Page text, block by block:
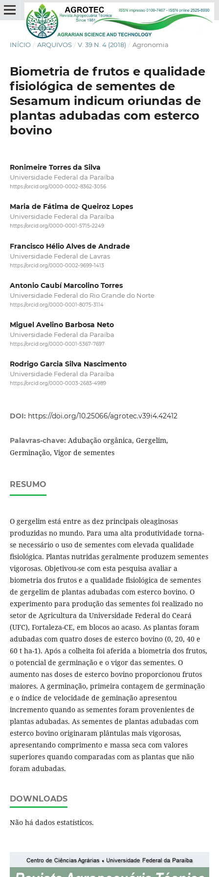
INÍCIO / ARQUIVOS / V. 39 N. 4 (2018) / Agronomia
Biometria de frutos e qualidade
fisiológica de sementes de
Sesamum indicum oriundas de
plantas adubadas com esterco
bovino
Ronimeire Torres da Silva
Universidade Federal da Paraíba
https://orcid.org/0000-0002-8362-3056
Maria de Fátima de Queiroz Lopes
Universidade Federal da Paraíba
https://orcid.org/0000-0001-5715-2249
Francisco Hélio Alves de Andrade
Universidade Federal de Lavras
https://orcid.org/0000-0002-9699-1413
Antonio Caubí Marcolino Torres
Universidade Federal do Rio Grande do Norte
https://orcid.org/0000-0001-8075-3114
Miguel Avelino Barbosa Neto
Universidade Federal da Paraíba
https://orcid.org/0000-0001-5367-7697
Rodrigo Garcia Silva Nascimento
Universidade Federal da Paraíba
https://orcid.org/0000-0003-2683-4989
DOI: https://doi.org/10.25066/agrotec.v39i4.42412
Palavras-chave: Adubação orgânica, Gergelim,
Germinação, Vigor de sementes
RESUMO
O gergelim está entre as dez principais oleaginosas
produzidas no mundo. Para uma alta produtividade torna-
se necessário o uso de sementes com elevada qualidade
fisiológica. Plantas nutridas geralmente produzem sementes
vigorosas. Objetivou-se com esta pesquisa avaliar a
biometria dos frutos e a qualidade fisiológica de sementes
de gergelim de plantas adubadas com esterco bovino. O
experimento para produção das sementes foi realizado no
setor de Agricultura da Universidade Federal do Ceará
(UFC), Fortaleza-CE, em blocos ao acaso. As plantas foram
adubadas com quatro doses de esterco bovino (0, 20, 40 e
60 t ha-1). Após a colheita foi aferida a biometria dos frutos,
o potencial de germinação e o vigor das sementes. O
aumento nas doses de esterco bovino proporcionou frutos
maiores. A germinação, primeira contagem de germinação
e o índice de velocidade de geminação apresentou
incremento quando as sementes foram provenientes de
plantas adubadas. As sementes de plantas adubadas com
esterco bovino originaram plântulas mais vigorosas,
apresentando comprimento e massa seca com valores
superiores quando comparadas com as plantas que não
foram adubadas.
DOWNLOADS
Não há dados estatísticos.